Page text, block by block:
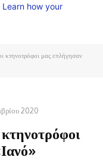
Learn how your